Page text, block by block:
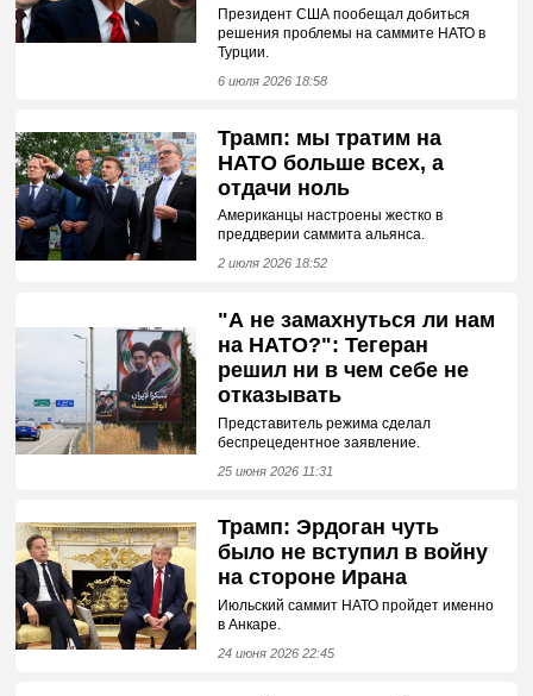
Президент США пообещал добиться
решения проблемы на саммите НАТО в
Турции.
6 июля 2026 18:58
Трамп: мы тратим на
НАТО больше всех, а
отдачи ноль
Американцы настроены жестко в
преддверии саммита альянса.
2 июля 2026 18:52
"А не замахнуться ли нам
на НАТО?": Тегеран
решил ни в чем себе не
отказывать
Представитель режима сделал
беспрецедентное заявление.
25 июня 2026 11:31
Трамп: Эрдоган чуть
было не вступил в войну
на стороне Ирана
Июльский саммит НАТО пройдет именно
в Анкаре.
24 июня 2026 22:45